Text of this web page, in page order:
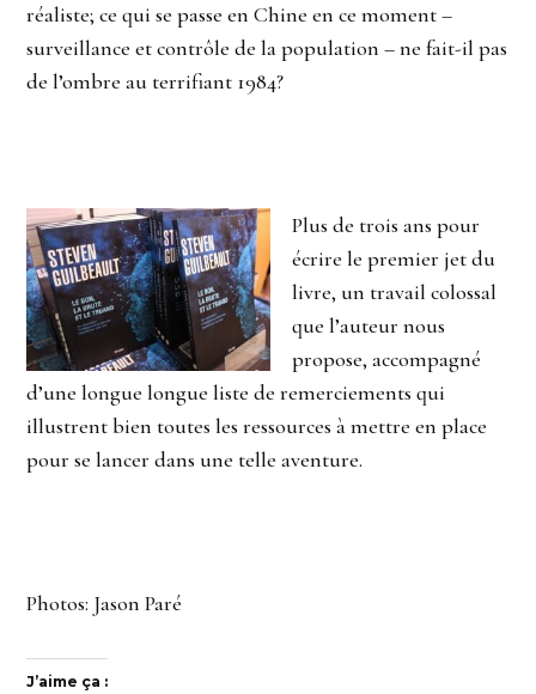
réaliste; ce qui se passe en Chine en ce moment –
surveillance et contrôle de la population – ne fait-il pas
de l’ombre au terrifiant 1984?
Plus de trois ans pour
écrire le premier jet du
livre, un travail colossal
que l’auteur nous
propose, accompagné
d’une longue longue liste de remerciements qui
illustrent bien toutes les ressources à mettre en place
pour se lancer dans une telle aventure.
Photos: Jason Paré
J’aime ça :